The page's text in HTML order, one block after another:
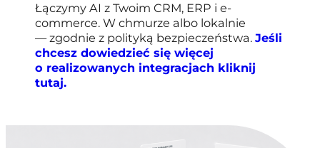
Łączymy AI z Twoim CRM, ERP i e-
commerce. W chmurze albo lokalnie
— zgodnie z polityką bezpieczeństwa.Jeśli
chcesz dowiedzieć się więcej
o realizowanych integracjach kliknij
tutaj.